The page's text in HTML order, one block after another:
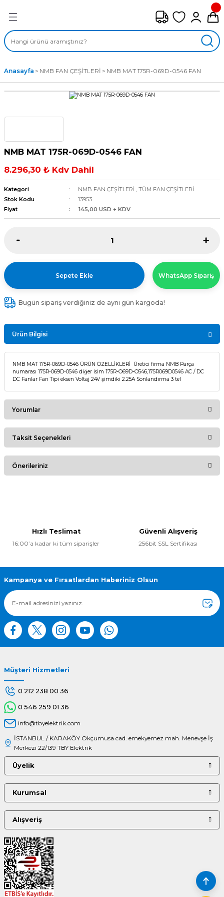
ÇEŞİTLERİ
FANLAR
FANLAR
Anasayfa NMB FAN ÇEŞİTLERİ NMB MAT 175R-069D-0546 FAN
NMB MAT 175R-069D-0546 FAN
8.296,30 ₺ Kdv Dahil
Kategori NMB FAN ÇEŞİTLERİ , TÜM FAN ÇEŞİTLERİ
Stok Kodu
13953
Fiyat
145,00 USD + KDV
Sepete Ekle WhatsApp Sipariş
Bugün sipariş verdiğiniz de aynı gün kargoda!
Ürün Bilgisi
NMB MAT 175R-069D-0546 ÜRÜN ÖZELLİKLERİ Üretici firma NMB Parça
numarası 175R-069D-0546 diğer isim 175R-O69D-O546,175R069D0546 AC / DC
DC Fanlar Fan Tipi eksen Voltaj 24V şimdiki 2.25A Sonlandırma 3 tel
Yorumlar
Bu ürüne ilk yorumu siz yapın!
Taksit Seçenekleri
Önerileriniz
Ürün bilgilerinde hatalar bulunuyor.
Ürün fiyatı diğer sitelerden daha pahalı.
Bu ürüne benzer farklı alternatifler olmalı.
Hızlı Teslimat
16:00’a kadar ki tüm siparişler
Güvenli Alışveriş
256bit SSL Sertifikası
Kampanya ve Fırsatlardan Haberiniz Olsun
Müşteri Hizmetleri
0 212 238 00 36
0 546 259 01 36
info@tbyelektrik.com
İSTANBUL / KARAKÖY Okçumusa cad. emekyemez mah. Menevşe İş
Merkezi 22/139 TBY Elektrik
Üyelik
Kurumsal
Alışveriş